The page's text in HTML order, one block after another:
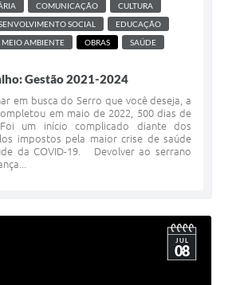
COMUNICAÇÃO
CULTURA
SOCIAL
EDUCAÇÃO
MEIO AMBIENTE OBRAS
SAÚDE
Gestão 2021-2024
em busca do Serro que você deseja, a
em maio de 2022, 500 dias de
um início complicado diante dos
impostos pela maior crise de saúde
da COVID-19. Devolver ao serrano
JUL
08